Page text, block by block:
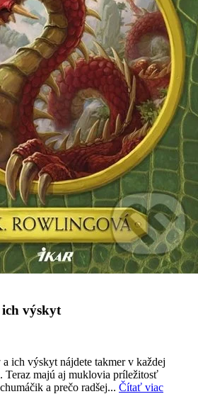
ich výskyt
ich výskyt nájdete takmer v každej
Teraz majú aj muklovia príležitosť
a prečo radšej... Čítať viac